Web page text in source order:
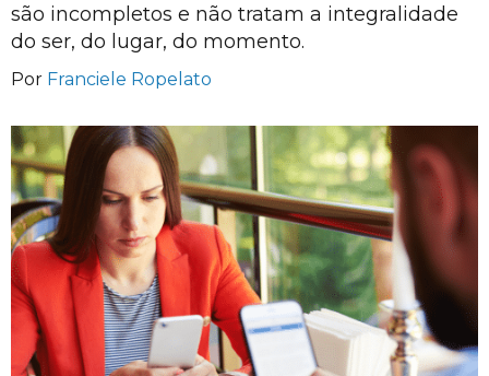
são incompletos e não tratam a integralidade
do ser, do lugar, do momento.
Por Franciele Ropelato